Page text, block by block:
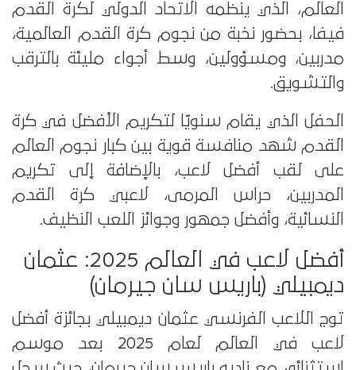
العالم، الذي ينظمه الاتحاد الدولي لكرة القدم
فيفا، بحضور نخبة من نجوم كرة القدم العالمية،
مدربين، ومسؤولين، وسط أجواء مليئة بالترقب
والتشويق.
الحفل الذي يقام سنويًا لتكريم الأفضل في كرة
القدم شهد منافسة قوية بين كبار نجوم العالم
على لقب أفضل لاعب، بالإضافة إلى تكريم
المدربين، حراس المرمى، لاعبي كرة القدم
النسائية، وأفضل جمهور وجوائز اللعب النظيف.
أفضل لاعب في العالم 2025: عثمان
ديمبيلي (باريس سان جيرمان)
توج اللاعب الفرنسي عثمان ديمبيلي بجائزة أفضل
لاعب في العالم لعام 2025 بعد موسم